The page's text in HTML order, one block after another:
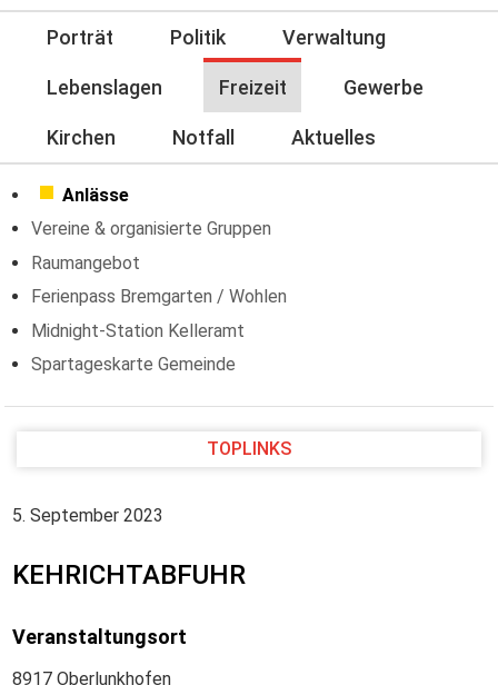
Porträt Politik Verwaltung
Lebenslagen Freizeit Gewerbe
Kirchen Notfall Aktuelles
Anlässe
Vereine & organisierte Gruppen
Raumangebot
Ferienpass Bremgarten / Wohlen
Midnight-Station Kelleramt
Spartageskarte Gemeinde
TOPLINKS
KEHRICHTABFUHR
5. September 2023
Veranstaltungsort
8917 Oberlunkhofen